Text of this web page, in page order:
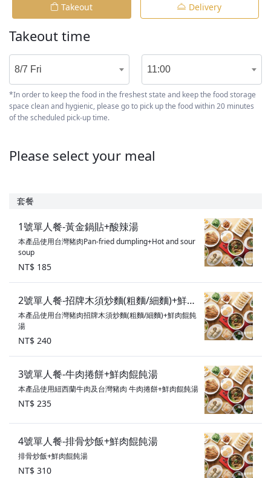
Takeout Delivery
Takeout time
8/7 Fri 11:00
*In order to keep the food in the freshest state and keep the food storage
space clean and hygienic, please go to pick up the food within 20 minutes
of the scheduled pick-up time.
Please select your meal
套餐
1號單人餐-黃金鍋貼+酸辣湯
本產品使用台灣豬肉Pan-fried dumpling+Hot and sour
soup
NT$ 185
2號單人餐-招牌木須炒麵(粗麵/細麵)+鮮肉
餛飩湯
本產品使用台灣豬肉招牌木須炒麵(粗麵/細麵)+鮮肉餛飩
湯
NT$ 240
3號單人餐-牛肉捲餅+鮮肉餛飩湯
本產品使用紐西蘭牛肉及台灣豬肉 牛肉捲餅+鮮肉餛飩湯
NT$ 235
4號單人餐-排骨炒飯+鮮肉餛飩湯
排骨炒飯+鮮肉餛飩湯
NT$ 310